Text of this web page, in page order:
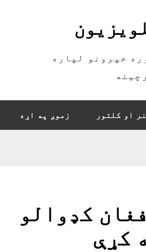
خپرونو لپاره
او کلتور زموږ په اړه
کډوالو
کړې